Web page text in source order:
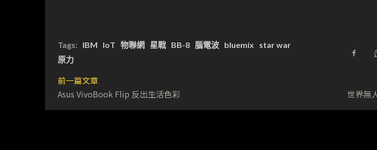
Tags: IBM IoT 物聯網 星戰 BB-8 腦電波 bluemix
star war
原力
前一篇文章
Asus VivoBook Flip 反出生活色彩
世界無